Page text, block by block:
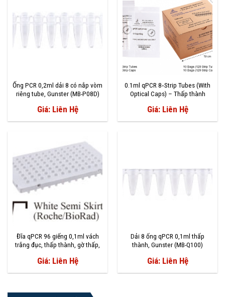
Ống PCR 0,2ml dải 8 có nắp vòm
riêng tube, Gunster (MB-P08D)
Giá: Liên Hệ
0.1ml qPCR 8‐Strip Tubes (With
Optical Caps) – Thấp thành
Giá: Liên Hệ
Đĩa qPCR 96 giếng 0,1ml vách
trắng đục, thấp thành, gờ thấp,
Giá: Liên Hệ
Dải 8 ống qPCR 0,1ml thấp
thành, Gunster (MB-Q100)
Giá: Liên Hệ